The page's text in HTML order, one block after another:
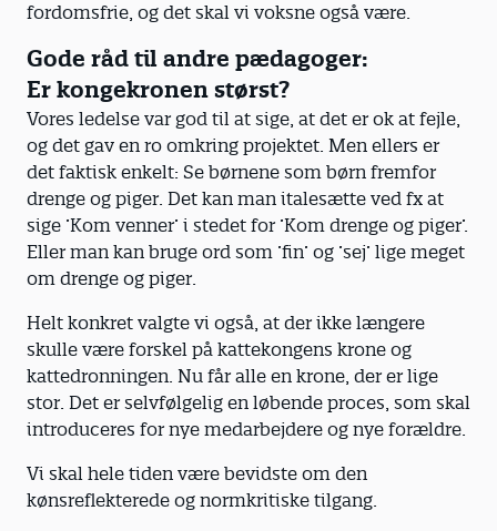
fordomsfrie, og det skal vi voksne også være.
Gode råd til andre pædagoger:
Er kongekronen størst?
Vores ledelse var god til at sige, at det er ok at fejle,
og det gav en ro omkring projektet. Men ellers er
det faktisk enkelt: Se børnene som børn fremfor
drenge og piger. Det kan man italesætte ved fx at
sige ’Kom venner’ i stedet for ’Kom drenge og piger’.
Eller man kan bruge ord som ’fin’ og ’sej’ lige meget
om drenge og piger.
Helt konkret valgte vi også, at der ikke længere
skulle være forskel på kattekongens krone og
kattedronningen. Nu får alle en krone, der er lige
stor. Det er selvfølgelig en løbende proces, som skal
introduceres for nye medarbejdere og nye forældre.
Vi skal hele tiden være bevidste om den
kønsreflekterede og normkritiske tilgang.